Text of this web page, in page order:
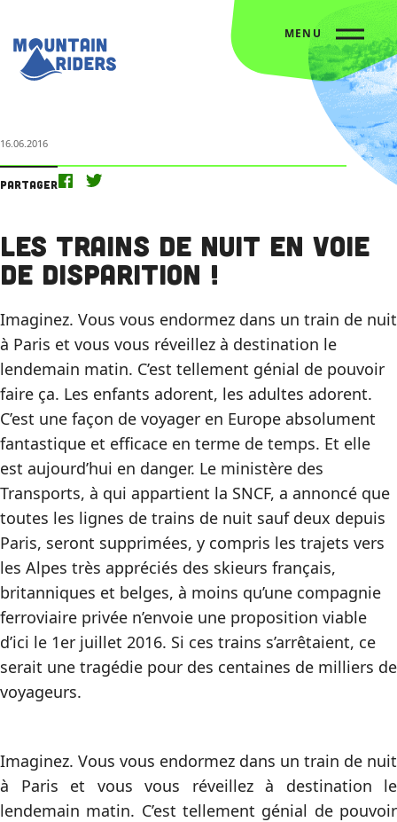
MENU
16.06.2016
Partager
Les trains de nuit en voie
de disparition !
Imaginez. Vous vous endormez dans un train de nuit
à Paris et vous vous réveillez à destination le
lendemain matin. C’est tellement génial de pouvoir
faire ça. Les enfants adorent, les adultes adorent.
C’est une façon de voyager en Europe absolument
fantastique et efficace en terme de temps. Et elle
est aujourd’hui en danger. Le ministère des
Transports, à qui appartient la SNCF, a annoncé que
toutes les lignes de trains de nuit sauf deux depuis
Paris, seront supprimées, y compris les trajets vers
les Alpes très appréciés des skieurs français,
britanniques et belges, à moins qu’une compagnie
ferroviaire privée n’envoie une proposition viable
d’ici le 1er juillet 2016. Si ces trains s’arrêtaient, ce
serait une tragédie pour des centaines de milliers de
voyageurs.
Imaginez. Vous vous endormez dans un train de nuit
à Paris et vous vous réveillez à destination le
lendemain matin. C’est tellement génial de pouvoir